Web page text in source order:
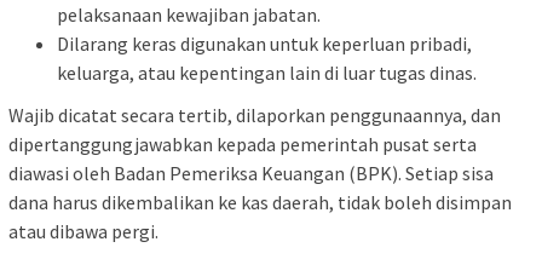
pelaksanaan kewajiban jabatan.
Dilarang keras digunakan untuk keperluan pribadi,
keluarga, atau kepentingan lain di luar tugas dinas.
Wajib dicatat secara tertib, dilaporkan penggunaannya, dan
dipertanggungjawabkan kepada pemerintah pusat serta
diawasi oleh Badan Pemeriksa Keuangan (BPK). Setiap sisa
dana harus dikembalikan ke kas daerah, tidak boleh disimpan
atau dibawa pergi.